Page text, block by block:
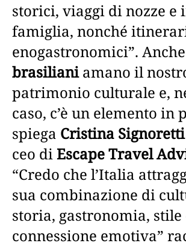
storici, viaggi di nozze e
famiglia, nonché
enogastronomici”.
brasilianiamano il
patrimonio culturale e,
caso, c’è un elemento in
spiega Cristina
ceo diEscape Travel
“Credo che l’Italia
sua combinazione di
storia, gastronomia,
connessione emotiva”